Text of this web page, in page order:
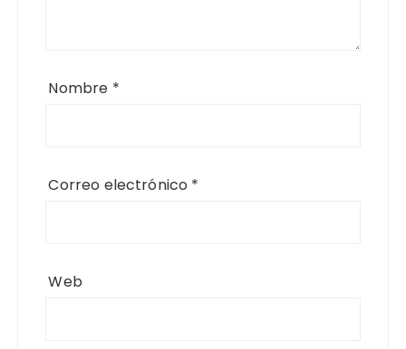
Nombre *
Correo electrónico *
Web